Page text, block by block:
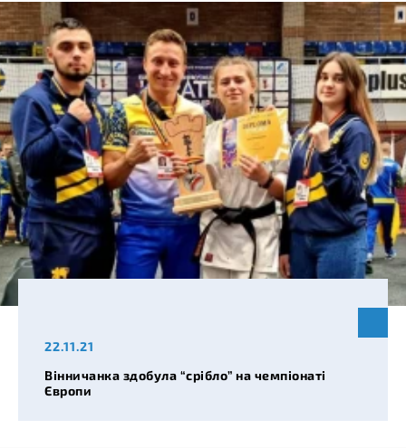
22.11.21
Вінничанка здобула “срібло” на чемпіонаті
Європи